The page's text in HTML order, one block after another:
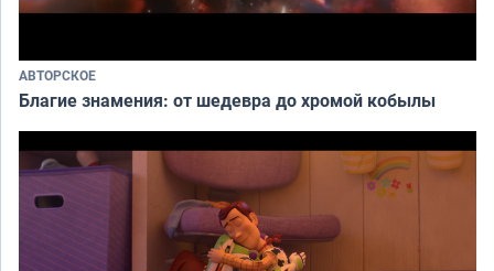
АВТОРСКОЕ
Благие знамения: от шедевра до хромой кобылы